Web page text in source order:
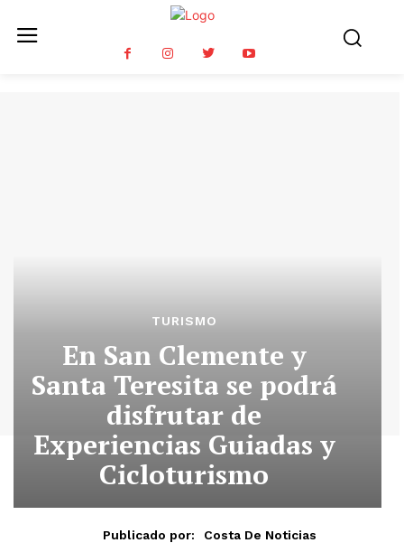
TURISMO
En San Clemente y
Santa Teresita se podrá
disfrutar de
Experiencias Guiadas y
Cicloturismo
Publicado por:
Costa De Noticias